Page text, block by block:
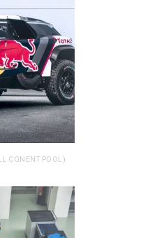
CONENT POOL)